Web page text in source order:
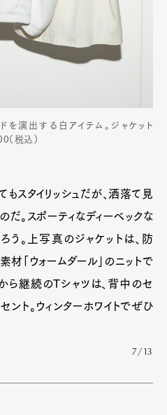
GourmetCars
Lifestyle
を演出する白アイテム。ジャケット
（税込）
スタイリッシュだが、洒落て見
だ。スポーティなディーベックな
う。上写真のジャケットは、防
「ウォームダール」のニットで
ら継続のTシャツは、背中のセ
ント。ウィンターホワイトでぜひ
7/13